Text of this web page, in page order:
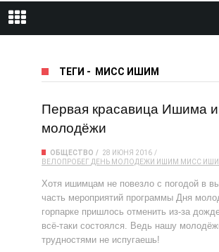
ТЕГИ - МИСС ИШИМ
Первая красавица Ишима
молодёжи
ОБЩЕСТВО
28 ИЮНЯ 2016
ВЕЛОПРОБЕГ ДЕНЬ МОЛОДЕЖИ ИШИМ МИСС
Хотя ишимцам не повезло с погодой в
часть мероприятий программы Дня
горпарке пришлось отменить из-за
всё-таки состоялся. Ведь нашу
трудностями не испугаешь!